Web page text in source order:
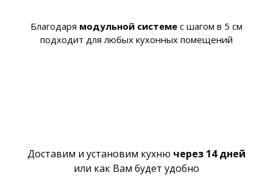
Благодаря модульной системе с шагом в 5 см
подходит для любых кухонных помещений
Доставим и установим кухню через 14 дней
или как Вам будет удобно